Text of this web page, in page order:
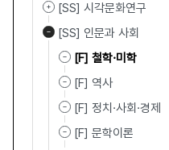
[SS] 시각문화연구
[SS] 인문과 사회
[F] 철학·미학
[F] 역사
[F] 정치·사회·경제
[F] 문학이론